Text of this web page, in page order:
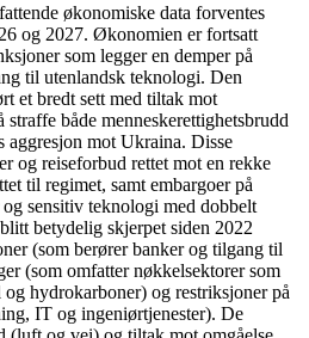
økonomiske data forventes
og 2027. Økonomien er fortsatt
som legger en demper på
til utenlandsk teknologi. Den
et bredt sett med tiltak mot
både menneskerettighetsbrudd
aggresjon mot Ukraina. Disse
og reiseforbud rettet mot en rekke
til regimet, samt embargoer på
sensitiv teknologi med dobbelt
betydelig skjerpet siden 2022
(som berører banker og tilgang til
(som omfatter nøkkelsektorer som
hydrokarboner) og restriksjoner på
IT og ingeniørtjenester). De